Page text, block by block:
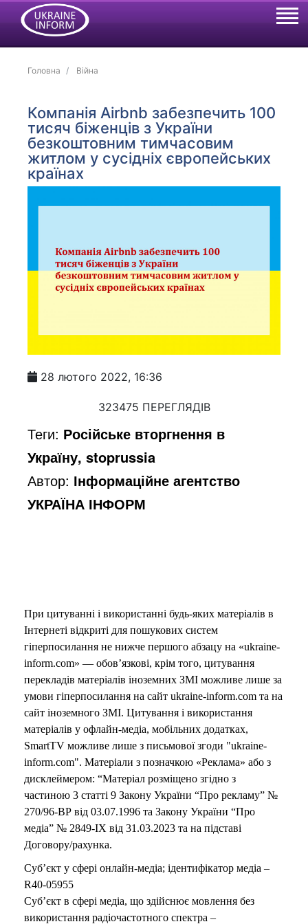
Головна Війна
Компанія Airbnb забезпечить 100
тисяч біженців з України
безкоштовним тимчасовим
житлом у сусідніх європейських
країнах
28 лютого 2022, 16:36
323475 ПЕРЕГЛЯДІВ
Теги: Російське вторгнення в
Україну, stoprussia
Автор: Інформаційне агентство
УКРАЇНА ІНФОРМ
При цитуванні і використанні будь-яких матеріалів в
Інтернеті відкриті для пошукових систем
гіперпосилання не нижче першого абзацу на «ukraine-
inform.com» — обов’язкові, крім того, цитування
перекладів матеріалів іноземних ЗМІ можливе лише за
умови гіперпосилання на сайт ukraine-inform.com та на
сайт іноземного ЗМІ. Цитування і використання
матеріалів у офлайн-медіа, мобільних додатках,
SmartTV можливе лише з письмової згоди "ukraine-
inform.com". Матеріали з позначкою «Реклама» або з
дисклеймером: “Матеріал розміщено згідно з
частиною 3 статті 9 Закону України “Про рекламу” №
270/96-ВР від 03.07.1996 та Закону України “Про
медіа” № 2849-IX від 31.03.2023 та на підставі
Договору/рахунка.
Суб’єкт у сфері онлайн-медіа; ідентифікатор медіа –
R40-05955
Суб’єкт в сфері медіа, що здійснює мовлення без
використання радіочастотного спектра –